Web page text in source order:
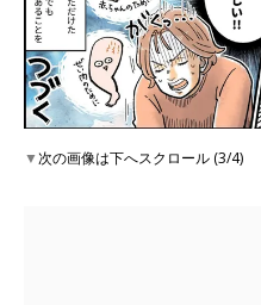
▼次の画像は下へスクロール (3/4)